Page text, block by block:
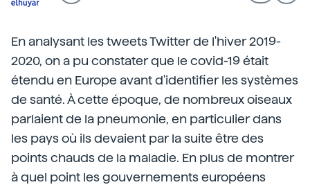
En analysant les tweets Twitter de l'hiver 2019-
2020, on a pu constater que le covid-19 était
étendu en Europe avant d'identifier les systèmes
de santé. À cette époque, de nombreux oiseaux
parlaient de la pneumonie, en particulier dans
les pays où ils devaient par la suite être des
points chauds de la maladie. En plus de montrer
à quel point les gouvernements européens